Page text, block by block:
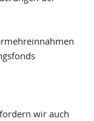
wir auch